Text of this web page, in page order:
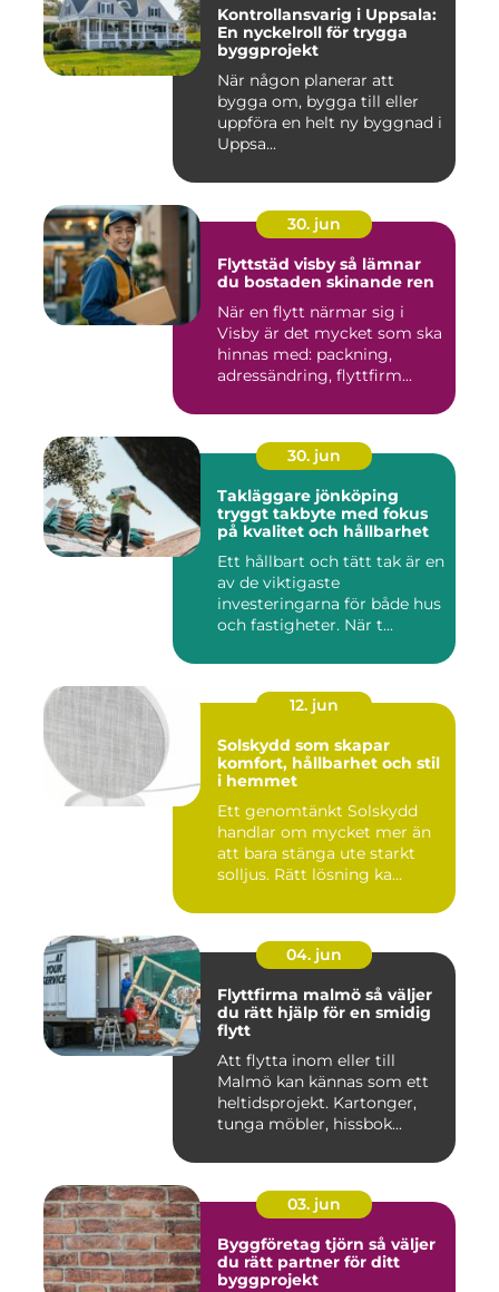
Kontrollansvarig i Uppsala:
En nyckelroll för trygga
byggprojekt
När någon planerar att
bygga om, bygga till eller
uppföra en helt ny byggnad i
Uppsa...
30. jun
Flyttstäd visby så lämnar
du bostaden skinande ren
När en flytt närmar sig i
Visby är det mycket som ska
hinnas med: packning,
adressändring, flyttfirm...
30. jun
Takläggare jönköping
tryggt takbyte med fokus
på kvalitet och hållbarhet
Ett hållbart och tätt tak är en
av de viktigaste
investeringarna för både hus
och fastigheter. När t...
12. jun
Solskydd som skapar
komfort, hållbarhet och stil
i hemmet
Ett genomtänkt Solskydd
handlar om mycket mer än
att bara stänga ute starkt
solljus. Rätt lösning ka...
04. jun
Flyttfirma malmö så väljer
du rätt hjälp för en smidig
flytt
Att flytta inom eller till
Malmö kan kännas som ett
heltidsprojekt. Kartonger,
tunga möbler, hissbok...
03. jun
Byggföretag tjörn så väljer
du rätt partner för ditt
byggprojekt